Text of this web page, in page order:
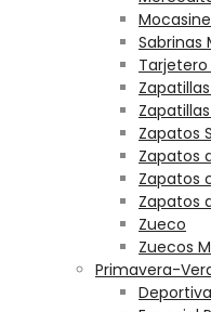
Sabrinas
Zapatos
Zapatos
Zapatos
Zapatos
Zueco
Zuecos
Primavera-